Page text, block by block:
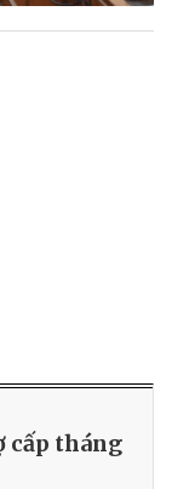
cấp tháng